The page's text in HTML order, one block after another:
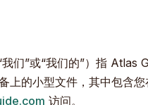
们”或“我们的”）指 Atlas
的小型文件，其中包含您
访问。